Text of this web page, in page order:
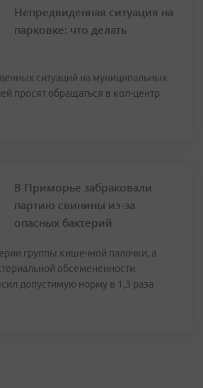
Непредвиденная ситуация на
парковке: что делать
ситуаций на муниципальных
просят обращаться в кол-центр
В Приморье забраковали
партию свинины из-за
опасных бактерий
группы кишечной палочки, а
обсемененности
допустимую норму в 1,3 раза